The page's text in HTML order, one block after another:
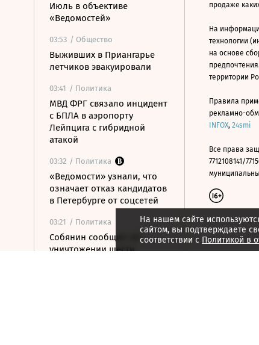
Июль в объективе
«Ведомостей»
03:53 / Общество
Выживших в Приангарье
летчиков эвакуировали
03:41 / Политика
МВД ФРГ связало инцидент
с БПЛА в аэропорту
Лейпцига с гибридной
атакой
03:32 / Политика
«Ведомости» узнали, что
означает отказ кандидатов
в Петербурге от соцсетей
03:21 / Политика
Собянин сообщил об
уничтожении шести
На нашем сайте
сайтом, вы подтверждаете
соответствии с Политикой в
продаже
На
технологии
на основе
территории
Правила
рекламно-
INFOX, 24smi
Все права
7712108141/